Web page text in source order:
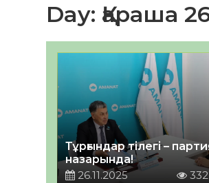
Day: Қараша
Тұрғындар тілегі –
назарында!
26.11.2025
332